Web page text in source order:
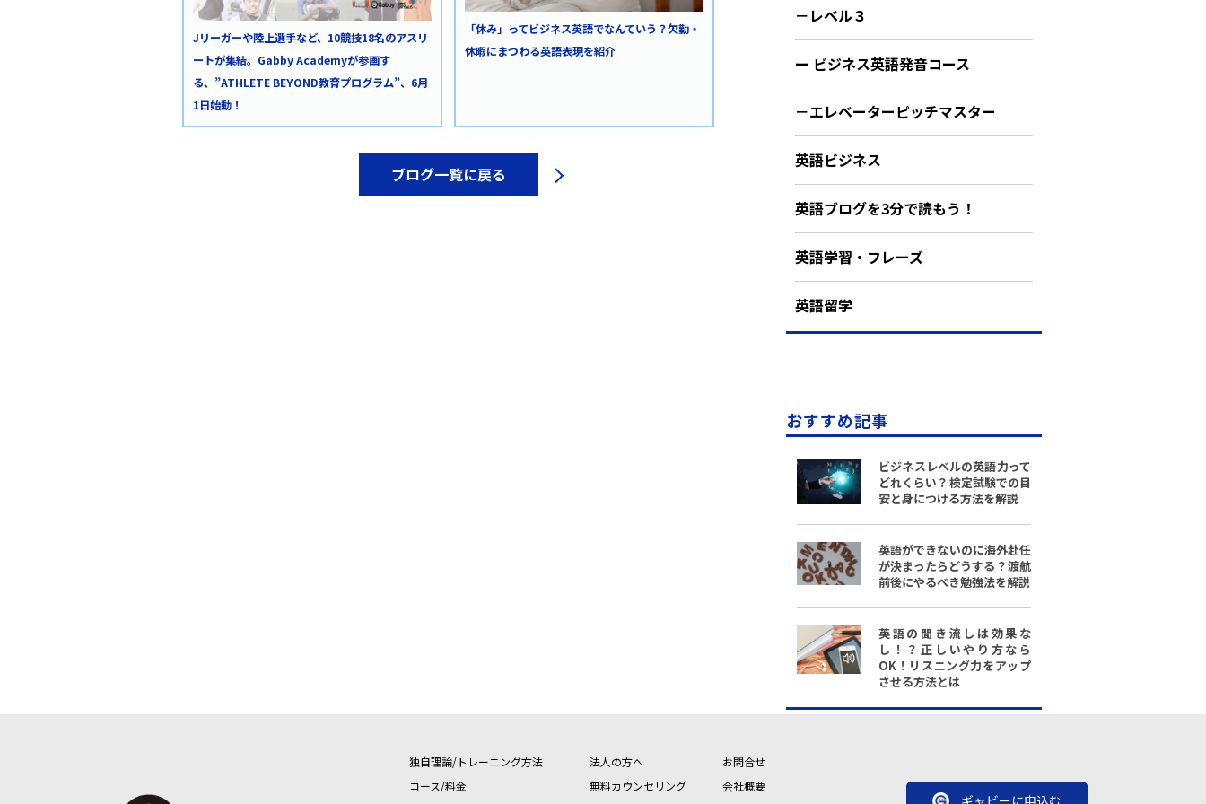
Jリーガーや陸上選手など、10競技18名のアスリ
ートが集結。Gabby Academyが参画す
る、”ATHLETE BEYOND教育プログラム”、6月
1日始動！
「休み」ってビジネス英語でなんていう？欠勤・
休暇にまつわる英語表現を紹介
ブログ一覧に戻る
－レベル３
ー ビジネス英語発音コース
－エレベーターピッチマスター
英語ビジネス
英語ブログを3分で読もう！
英語学習・フレーズ
英語留学
おすすめ記事
ビジネスレベルの英語力って
どれくらい？検定試験での目
安と身につける方法を解説
英語ができないのに海外赴任
が決まったらどうする？渡航
前後にやるべき勉強法を解説
英語の聞き流しは効果な
し！？正しいやり方なら
OK！リスニング力をアップ
させる方法とは
独自理論/トレーニング方法
コース/料金
法人の方へ
無料カウンセリング
お問合せ
会社概要